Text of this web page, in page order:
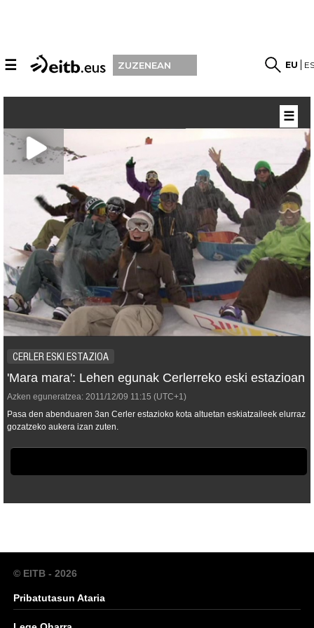
☰ ZUZENEAN EU
CERLER ESKI ESTAZIOA
'Mara mara': Lehen egunak Cerlerreko eski estazioan
Azken eguneratzea: 2011/12/09 11:15 (UTC+1)
Pasa den abenduaren 3an Cerler estazioko kota altuetan eskiatzaileek elurraz
gozatzeko aukera izan zuten.
☰
© EITB - 2026
Pribatutasun Ataria